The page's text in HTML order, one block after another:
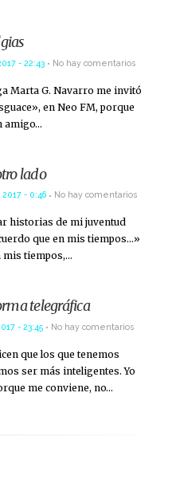
- 22:43 No hay comentarios
Marta G. Navarro me invitó
en Neo FM, porque
amigo…
lado
- 0:46 No hay comentarios
historias de mi juventud
que en mis tiempos…»
mis tiempos,…
telegráfica
- 23:45 No hay comentarios
que los que tenemos
ser más inteligentes. Yo
me conviene, no…